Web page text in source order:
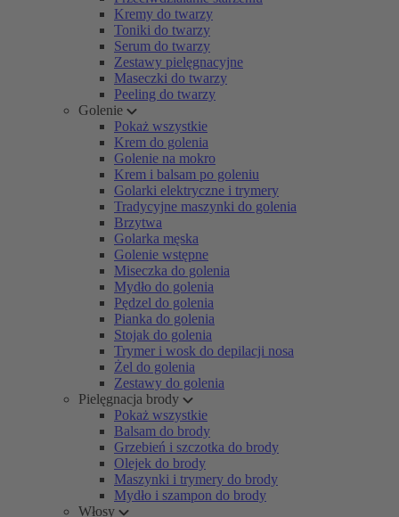
Kremy do twarzy
Toniki do twarzy
Serum do twarzy
Zestawy pielęgnacyjne
Maseczki do twarzy
Peeling do twarzy
Golenie
Pokaż wszystkie
Krem do golenia
Golenie na mokro
Krem i balsam po goleniu
Golarki elektryczne i trymery
Tradycyjne maszynki do golenia
Brzytwa
Golarka męska
Golenie wstępne
Miseczka do golenia
Mydło do golenia
Pędzel do golenia
Pianka do golenia
Stojak do golenia
Trymer i wosk do depilacji nosa
Żel do golenia
Zestawy do golenia
Pielęgnacja brody
Pokaż wszystkie
Balsam do brody
Grzebień i szczotka do brody
Olejek do brody
Maszynki i trymery do brody
Mydło i szampon do brody
Włosy